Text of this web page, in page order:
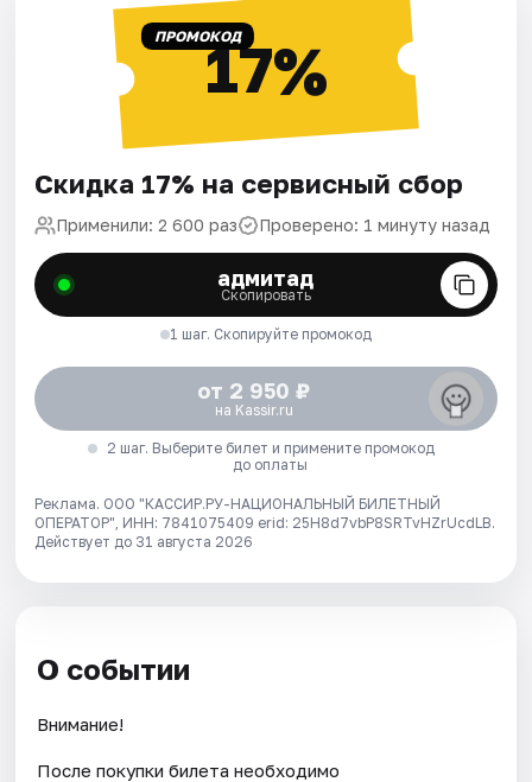
ПРОМОКОД17%
Скидка 17% на сервисный сбор
Применили: 2 600 раз Проверено: 1 минуту назад
адмитад
Скопировать
1 шаг. Скопируйте промокод
от 2 950 ₽
на Kassir.ru
2 шаг. Выберите билет и примените промокод
до оплаты
Реклама. ООО "КАССИР.РУ-НАЦИОНАЛЬНЫЙ БИЛЕТНЫЙ
ОПЕРАТОР", ИНН: 7841075409 erid: 25H8d7vbP8SRTvHZrUcdLB.
Действует до 31 августа 2026
О событии
Внимание!
После покупки билета необходимо